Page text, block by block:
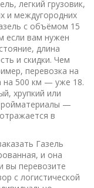
, легкий грузовик,
и междугородних
с объёмом 15
если вам нужен
, длина
и скидки. Чем
перевозка на
на 500 км — уже 18.
хрупкий или
—
в
Газель
и она
вы перевозите
с логистической